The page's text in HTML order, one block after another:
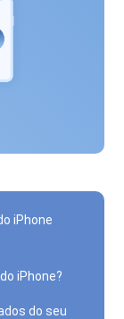
iPhone
iPhone?
do seu